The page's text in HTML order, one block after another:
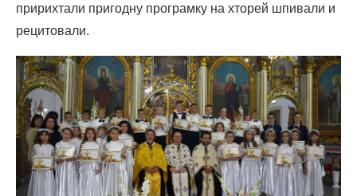
пририхтали пригодну програмку на хторей шпивали и
рецитовали.